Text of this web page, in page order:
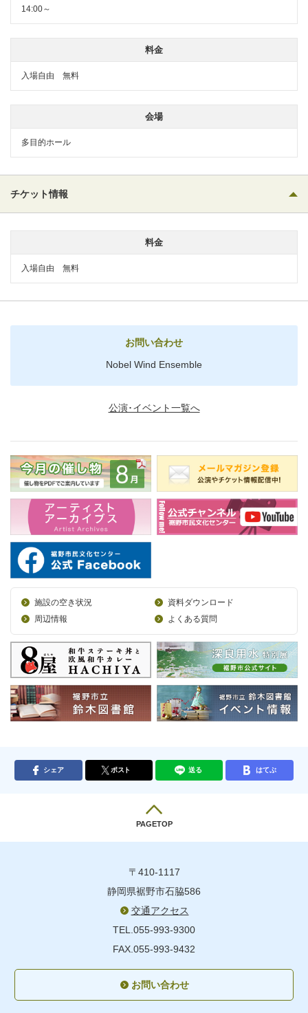
14:00～
料金
入場自由 無料
会場
多目的ホール
チケット情報
料金
入場自由 無料
お問い合わせ
Nobel Wind Ensemble
公演･イベント一覧へ
施設の空き状況
資料ダウンロード
周辺情報
よくある質問
シェア ポスト 送る はてぶ
PAGETOP
〒410-1117
静岡県裾野市石脇586
交通アクセス
TEL.055-993-9300
FAX.055-993-9432
お問い合わせ